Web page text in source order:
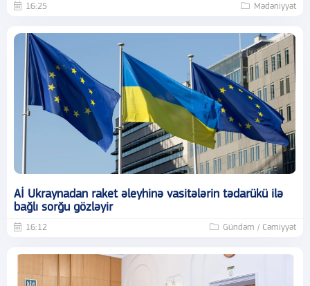
16:25 Mədəniyyət
Aİ Ukraynadan raket əleyhinə vasitələrin tədarükü ilə
bağlı sorğu gözləyir
16:12 Gündəm / Cəmiyyət